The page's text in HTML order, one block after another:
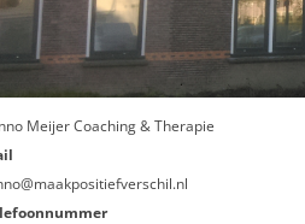
Meijer Coaching & Therapie